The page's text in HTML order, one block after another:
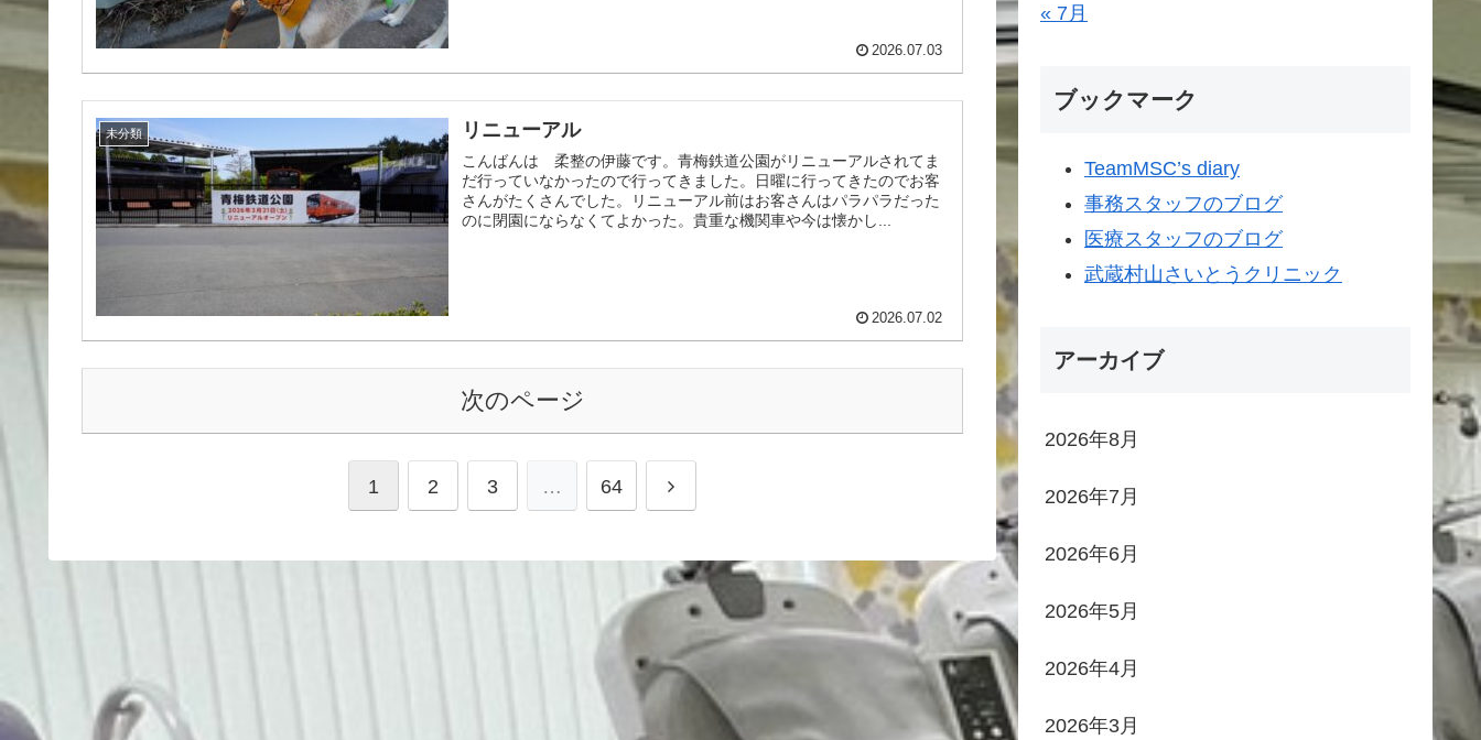
2026.07.03
未分類 リニューアル
こんばんは 柔整の伊藤です。青梅鉄道公園がリニューアルされてま
だ行っていなかったので行ってきました。日曜に行ってきたのでお客
さんがたくさんでした。リニューアル前はお客さんはパラパラだった
のに閉園にならなくてよかった。貴重な機関車や今は懐かし...
2026.07.02
次のページ
1 2 3 … 64 次
« 7月
ブックマーク
TeamMSC’s diary
事務スタッフのブログ
医療スタッフのブログ
武蔵村山さいとうクリニック
アーカイブ
2026年8月
2026年7月
2026年6月
2026年5月
2026年4月
2026年3月